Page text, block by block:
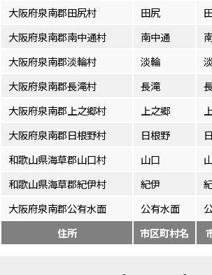
大阪府泉南郡田尻村 田尻
大阪府泉南郡南中通村 南中通
大阪府泉南郡淡輪村 淡輪
大阪府泉南郡長滝村 長滝
大阪府泉南郡上之郷村 上之郷
大阪府泉南郡日根野村 日根野
和歌山県海草郡山口村 山口
和歌山県海草郡紀伊村 紀伊
大阪府泉南郡公有水面 公有水面
住所 市区町村名